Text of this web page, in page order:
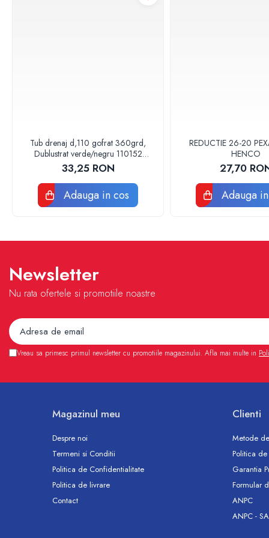
Para palarii furtune de dus
Baterii pisoar
Lavoare baie
Vase WC
Rezervoare incastrate
clapete
Rezervoare si rame incastrate
Clapete rezervoare si accesorii
Ventiloconvectoare
Termostate Accesorii Ventiloconvectoare
Aere conditionate
Aer conditionat Monosplit
Aer conditionat Multisplit
Accesorii aer conditionat si ventilatie
Aer conditionat portabil
Tub drenaj d,110 gofrat 360grd,
Dublustrat verde/negru 110152
Drainkit
33,25 RON
Adauga in cos
REDUCTIE 26-20
HENCO
27,70
Adauga
Newsletter
Nu rata ofertele si promotiile noastre
Vreau sa primesc primul newsletter cu promotiile magazinului. Afla mai multe in
Magazinul meu
Despre noi
Termeni si Conditii
Politica de Confidentialitate
Politica de livrare
Contact
Clienti
Metode
Politica de
Garantia
Formular
ANPC
ANPC -